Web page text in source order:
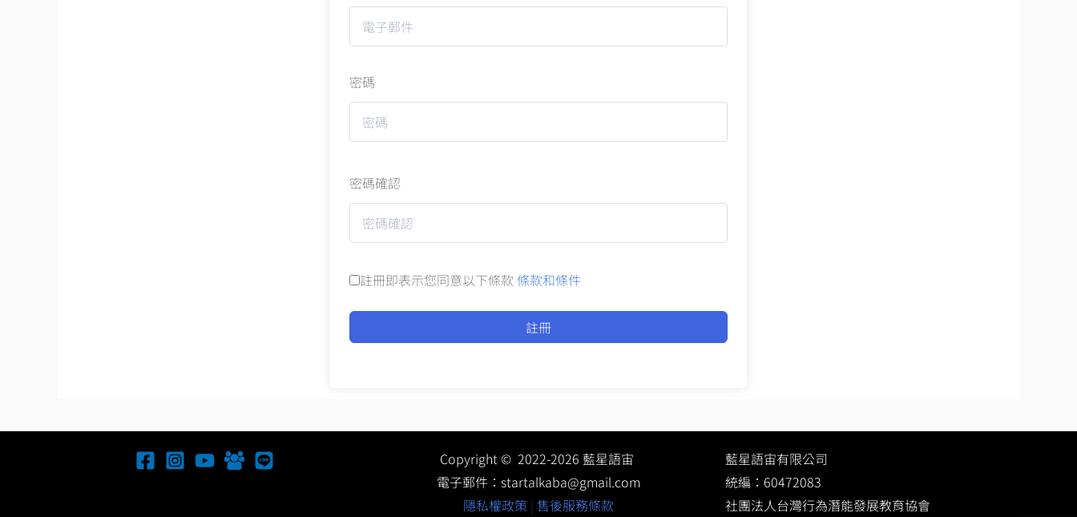
密碼
密碼確認
註冊即表示您同意以下條款 條款和條件
註冊
Copyright © 2022-2026 藍星語宙
電子郵件： startalkaba@gmail.com
隱私權政策| 售後服務條款
藍星語宙有限公司
統編：60472083
社團法人台灣行為潛能發展教育協會